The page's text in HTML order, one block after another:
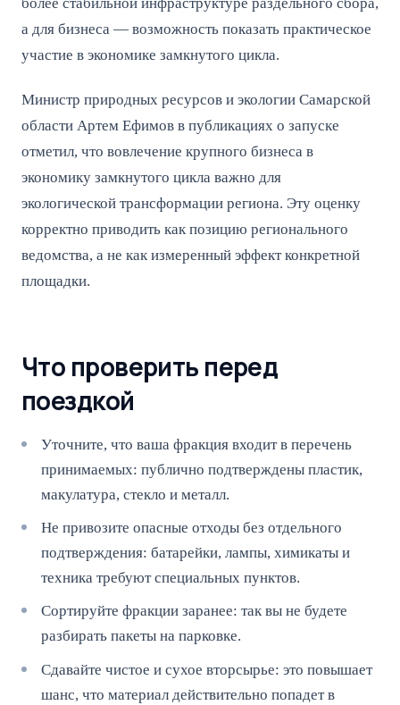
а для бизнеса — возможность показать практическое
участие в экономике замкнутого цикла.
Министр природных ресурсов и экологии Самарской
области Артем Ефимов в публикациях о запуске
отметил, что вовлечение крупного бизнеса в
экономику замкнутого цикла важно для
экологической трансформации региона. Эту оценку
корректно приводить как позицию регионального
ведомства, а не как измеренный эффект конкретной
площадки.
Что проверить перед
поездкой
Уточните, что ваша фракция входит в перечень
принимаемых: публично подтверждены пластик,
макулатура, стекло и металл.
Не привозите опасные отходы без отдельного
подтверждения: батарейки, лампы, химикаты и
техника требуют специальных пунктов.
Сортируйте фракции заранее: так вы не будете
разбирать пакеты на парковке.
Сдавайте чистое и сухое вторсырье: это повышает
шанс, что материал действительно попадет в